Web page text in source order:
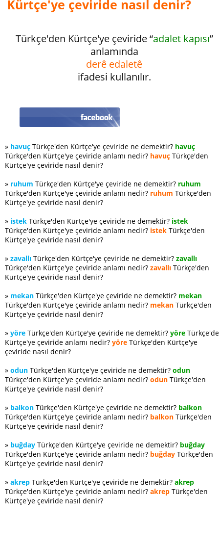
Kürtçe'ye çeviride nasıl denir?
Türkçe'den Kürtçe'ye çeviride “adalet kapısı”
anlamında
derê edaletê
ifadesi kullanılır.
» havuç Türkçe'den Kürtçe'ye çeviride ne demektir? havuç
Türkçe'den Kürtçe'ye çeviride anlamı nedir? havuç Türkçe'den
Kürtçe'ye çeviride nasıl denir?
» ruhum Türkçe'den Kürtçe'ye çeviride ne demektir? ruhum
Türkçe'den Kürtçe'ye çeviride anlamı nedir? ruhum Türkçe'den
Kürtçe'ye çeviride nasıl denir?
» istek Türkçe'den Kürtçe'ye çeviride ne demektir? istek
Türkçe'den Kürtçe'ye çeviride anlamı nedir? istek Türkçe'den
Kürtçe'ye çeviride nasıl denir?
» zavallı Türkçe'den Kürtçe'ye çeviride ne demektir? zavallı
Türkçe'den Kürtçe'ye çeviride anlamı nedir? zavallı Türkçe'den
Kürtçe'ye çeviride nasıl denir?
» mekan Türkçe'den Kürtçe'ye çeviride ne demektir? mekan
Türkçe'den Kürtçe'ye çeviride anlamı nedir? mekan Türkçe'den
Kürtçe'ye çeviride nasıl denir?
» yöre Türkçe'den Kürtçe'ye çeviride ne demektir? yöre
Kürtçe'ye çeviride anlamı nedir? yöre Türkçe'den Kürtçe'ye
çeviride nasıl denir?
» odun Türkçe'den Kürtçe'ye çeviride ne demektir? odun
Türkçe'den Kürtçe'ye çeviride anlamı nedir? odun Türkçe'den
Kürtçe'ye çeviride nasıl denir?
» balkon Türkçe'den Kürtçe'ye çeviride ne demektir? balkon
Türkçe'den Kürtçe'ye çeviride anlamı nedir? balkon Türkçe'den
Kürtçe'ye çeviride nasıl denir?
» buğday Türkçe'den Kürtçe'ye çeviride ne demektir? buğday
Türkçe'den Kürtçe'ye çeviride anlamı nedir? buğday Türkçe'den
Kürtçe'ye çeviride nasıl denir?
» akrep Türkçe'den Kürtçe'ye çeviride ne demektir? akrep
Türkçe'den Kürtçe'ye çeviride anlamı nedir? akrep Türkçe'den
Kürtçe'ye çeviride nasıl denir?